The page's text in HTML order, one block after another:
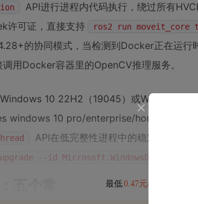
API进行进程内代码执行，绕过所有
许可证，直接支持
ros2 run moveit_core
的协同模式，当检测到Docker正在运行
用Docker容器里的OpenCV推理服务。
10 22H2（19045）或Windows
windows 10 pro/enterprise/home 22h2
API在低完整性进程中的稳定性问题
--id Microsoft.WindowsDesktopApp
最低0.47元/天